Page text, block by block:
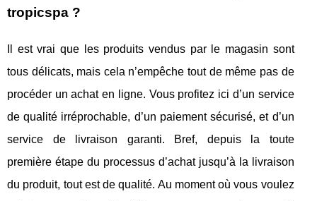
tropicspa ?
Il est vrai que les produits vendus par le magasin sont
tous délicats, mais cela n’empêche tout de même pas de
procéder un achat en ligne. Vous profitez ici d’un service
de qualité irréprochable, d’un paiement sécurisé, et d’un
service de livraison garanti. Bref, depuis la toute
première étape du processus d’achat jusqu’à la livraison
du produit, tout est de qualité. Au moment où vous voulez